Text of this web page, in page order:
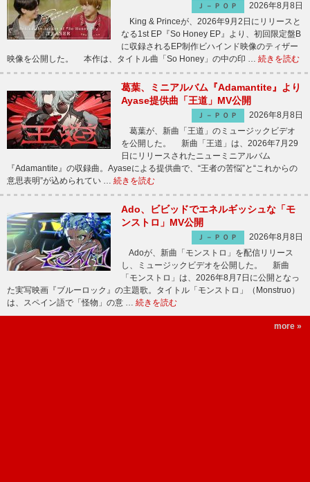
Ｊ－ＰＯＰ
2026年8月8日
King & Princeが、2026年9月2日にリリースと
なる1st EP『So Honey EP』より、初回限定盤B
に収録されるEP制作ビハインド映像のティザー
映像を公開した。 本作は、タイトル曲「So Honey」の中の印 … 続きを読む
葛葉、ミニアルバム『Adamantite』より
Ayase提供曲「王道」MV公開
Ｊ－ＰＯＰ
2026年8月8日
葛葉が、新曲「王道」のミュージックビデオ
を公開した。 新曲「王道」は、2026年7月29
日にリリースされたニューミニアルバム
『Adamantite』の収録曲。Ayaseによる提供曲で、“王者の苦悩”と“これからの
意思表明”が込められてい … 続きを読む
Ado、ビビッドでエネルギッシュな「モ
ンストロ」MV公開
Ｊ－ＰＯＰ
2026年8月8日
Adoが、新曲「モンストロ」を配信リリース
し、ミュージックビデオを公開した。 新曲
「モンストロ」は、2026年8月7日に公開となっ
た実写映画『ブルーロック』の主題歌。タイトル「モンストロ」（Monstruo）
は、スペイン語で「怪物」の意 … 続きを読む
more »